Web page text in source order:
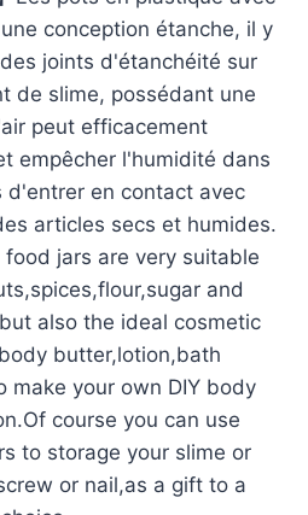
conception étanche, il y
joints d'étanchéité sur
de slime, possédant une
peut efficacement
empêcher l'humidité dans
d'entrer en contact avec
articles secs et humides.
food jars are very suitable
and
also the ideal cosmetic
butter,lotion,bath
make your own DIY body
course you can use
to storage your slime or
or nail,as a gift to a